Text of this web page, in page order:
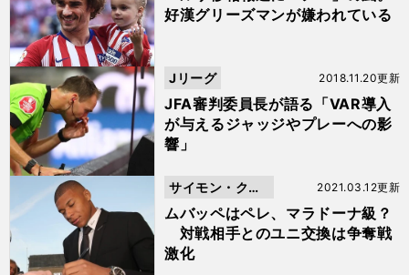
好漢グリーズマンが嫌われている
JFA審判委員長が語る「VAR導入
が与えるジャッジやプレーへの影
響」
2018.11.20更新
Jリーグ
ムバッペはペレ、マラドーナ級？
対戦相手とのユニ交換は争奪戦
激化
2021.03.12更新
サイモン・クー
パー